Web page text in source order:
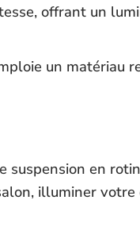
offrant un
un matériau
en
illuminer